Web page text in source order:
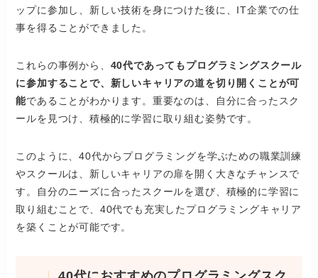
ップに参加し、新しい技術を身につけた後に、IT企業での仕
事を得ることができました。
これらの事例から、 40代であってもプログラミングスクール
に参加することで、新しいキャリアの道を切り開くことが可
能であることがわかります。重要なのは、自分に合ったスク
ールを見つけ、積極的に学習に取り組む姿勢です。
このように、40代からプログラミングを学ぶための職業訓練
やスクールは、新しいキャリアの扉を開く大きなチャンスで
す。自分のニーズに合ったスクールを選び、積極的に学習に
取り組むことで、40代でも充実したプログラミングキャリア
を築くことが可能です。